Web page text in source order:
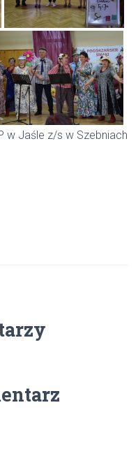
w Jaśle z/s w Szebniach